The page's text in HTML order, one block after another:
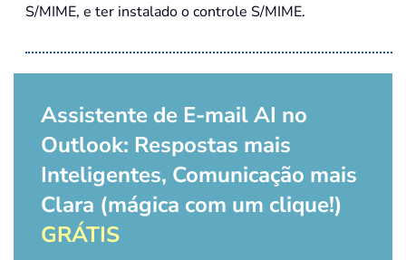
S/MIME, e ter instalado o controle S/MIME.
Assistente de E-mail AI no
Outlook: Respostas mais
Inteligentes, Comunicação mais
Clara (mágica com um clique!)
GRÁTIS